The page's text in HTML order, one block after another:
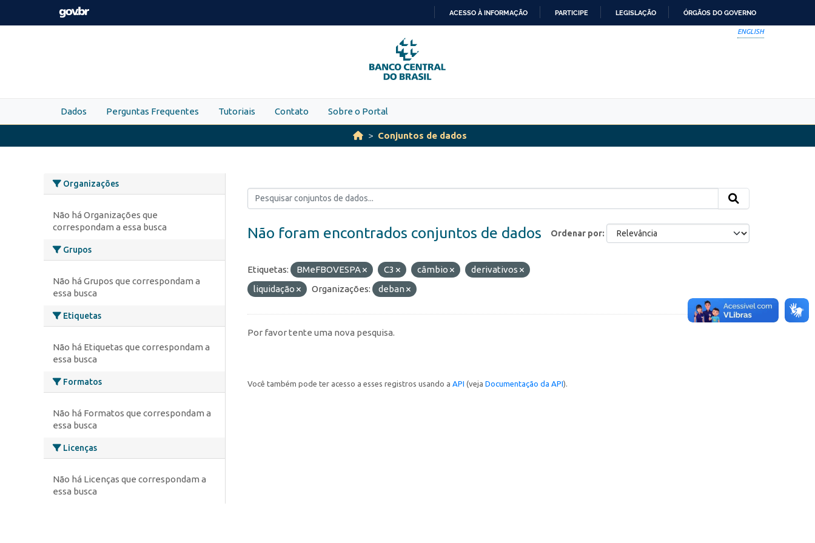
Skip to main content
PARA
O
CONTEÚDO
ACESSO À INFORMAÇÃO PARTICIPE LEGISLAÇÃO ÓRGÃOS DO GOVERNO
ENGLISH
Dados Perguntas Frequentes Tutoriais Contato Sobre o Portal
Conjuntos de dados
Organizações
Não há Organizações que
correspondam a essa busca
Grupos
Não há Grupos que correspondam a
essa busca
Etiquetas
Não há Etiquetas que correspondam a
essa busca
Formatos
Não há Formatos que correspondam a
essa busca
Licenças
Não há Licenças que correspondam a
essa busca
Ordenar por
Não foram encontrados conjuntos de dados
Etiquetas: BMeFBOVESPA C3 câmbio
derivativos
liquidação
Organizações: deban
Por favor tente uma nova pesquisa.
Você também pode ter acesso a esses registros usando a API (veja Documentação da API).